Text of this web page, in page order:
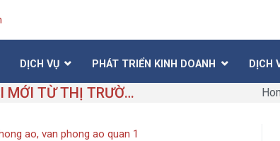
DỊCH VỤ PHÁT TRIỂN KINH DOANH DỊCH
VĂN PHÒNG ẢO VÀ HƯỚNG ĐI MỚI TỪ THỊ TRƯỜNG CHO THUÊ VĂN PHÒNG
ao,van phong ao quan 1